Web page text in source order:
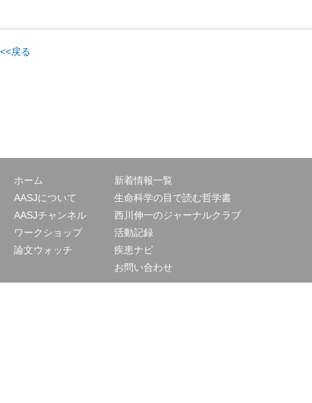
<<戻る
ホーム
AASJについて
AASJチャンネル
ワークショップ
論文ウォッチ
新着情報一覧
生命科学の目で読む哲学書
西川伸一のジャーナルクラブ
活動記録
疾患ナビ
お問い合わせ